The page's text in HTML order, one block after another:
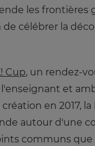
les frontières
célébrer la
Cup, un rendez-
et
en 2017, la
autour d'une
communs que